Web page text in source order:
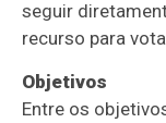
seguir
recurso para
Objetivos
Entre os